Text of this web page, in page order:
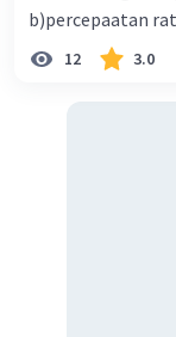
b)percepaatan
12 3.0